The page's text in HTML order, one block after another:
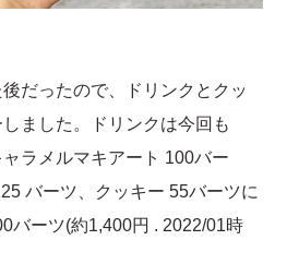
だったので、ドリンクとクッ
ました。ドリンクは今回も
ラメルマキアート 100バー
バーツ、クッキー 55バーツに
バーツ(約1,400円 . 2022/01時